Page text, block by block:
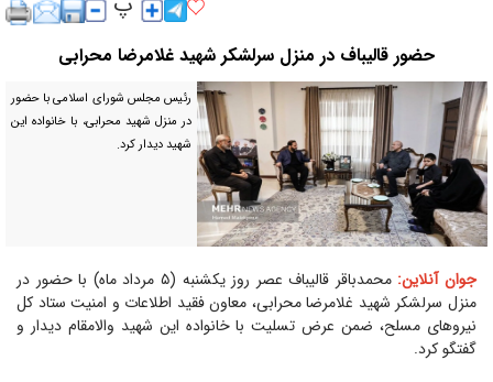
حضور قالیباف در منزل سرلشکر شهید غلامرضا محرابی
رئیس مجلس شورای اسلامی با حضور
در منزل شهید محرابی، با خانواده این
شهید دیدار کرد.
جوان آنلاین:
محمدباقر قالیباف عصر روز یکشنبه (۵ مرداد ماه) با حضور در
منزل سرلشکر شهید غلامرضا محرابی، معاون فقید اطلاعات و امنیت ستاد کل
نیروهای مسلح، ضمن عرض تسلیت با خانواده این شهید والامقام دیدار و
گفتگو کرد.